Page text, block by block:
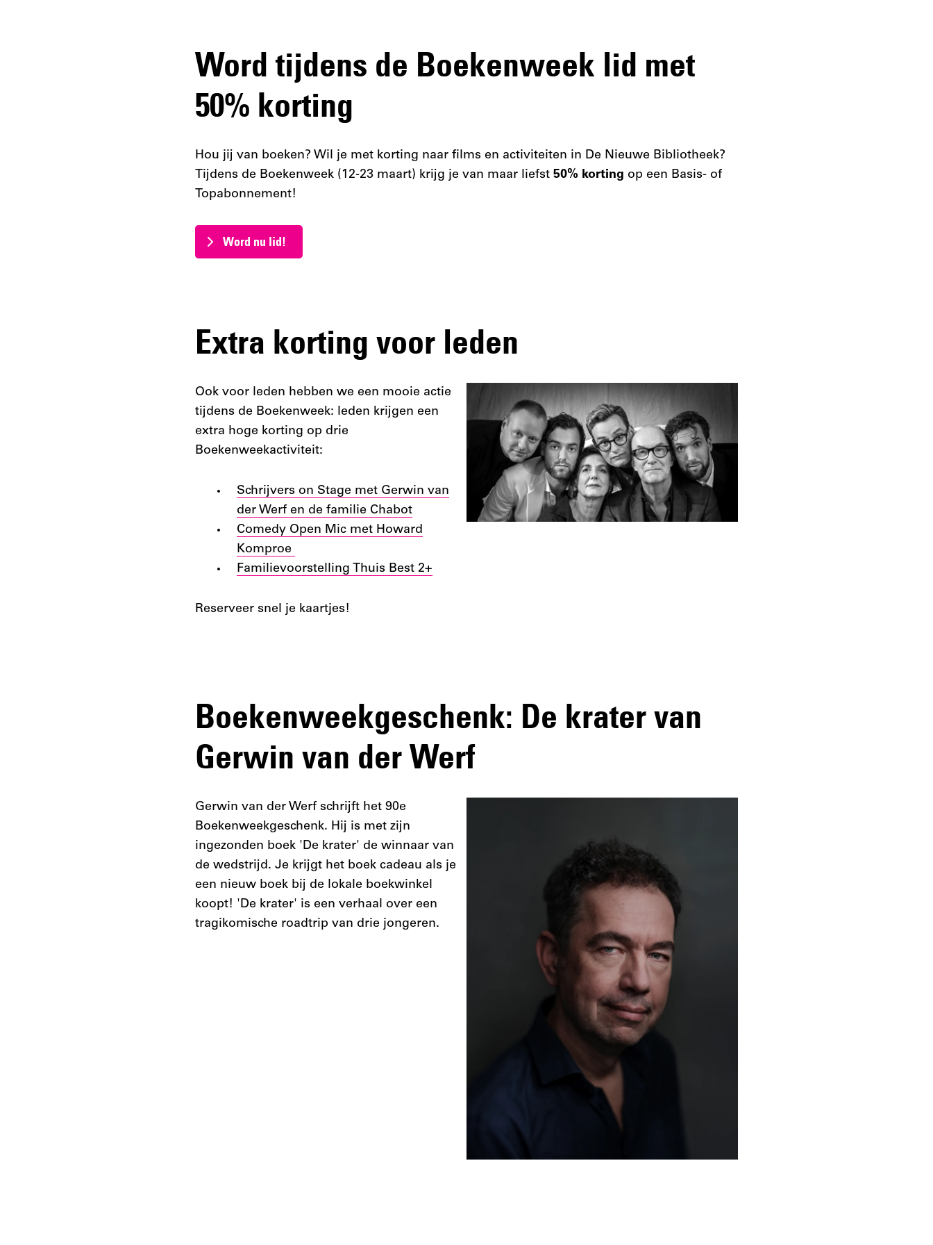
Word tijdens de Boekenweek lid met
50% korting
Hou jij van boeken? Wil je met korting naar films en activiteiten in De Nieuwe Bibliotheek?
Tijdens de Boekenweek (12-23 maart) krijg je van maar liefst 50% korting op een Basis- of
Topabonnement!
Word nu lid!
Extra korting voor leden
Ook voor leden hebben we een mooie actie
tijdens de Boekenweek: leden krijgen een
extra hoge korting op drie
Boekenweekactiviteit:
Schrijvers on Stage met Gerwin van
der Werf en de familie Chabot
Comedy Open Mic met Howard
Komproe
Familievoorstelling Thuis Best 2+
Reserveer snel je kaartjes!
Boekenweekgeschenk: De krater van
Gerwin van der Werf
Gerwin van der Werf schrijft het 90e
Boekenweekgeschenk. Hij is met zijn
ingezonden boek 'De krater' de winnaar van
de wedstrijd. Je krijgt het boek cadeau als je
een nieuw boek bij de lokale boekwinkel
koopt! 'De krater' is een verhaal over een
tragikomische roadtrip van drie jongeren.